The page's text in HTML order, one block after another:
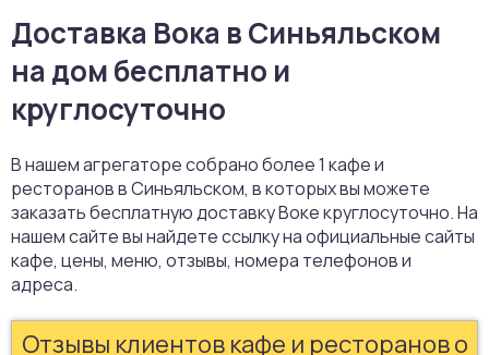
Доставка Вока в Синьяльском
на дом бесплатно и
круглосуточно
В нашем агрегаторе собрано более 1 кафе и
ресторанов в Синьяльском, в которых вы можете
заказать бесплатную доставку Воке круглосуточно. На
нашем сайте вы найдете ссылку на официальные сайты
кафе, цены, меню, отзывы, номера телефонов и
адреса.
Отзывы клиентов кафе и ресторанов о